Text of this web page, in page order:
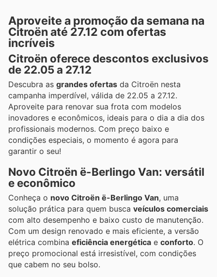
Aproveite a promoção da semana na
Citroën até 27.12 com ofertas
incríveis
Citroën oferece descontos exclusivos
de 22.05 a 27.12
Descubra as grandes ofertas da Citroën nesta
campanha imperdível, válida de 22.05 a 27.12.
Aproveite para renovar sua frota com modelos
inovadores e econômicos, ideais para o dia a dia dos
profissionais modernos. Com preço baixo e
condições especiais, o momento é agora para
garantir o seu!
Novo Citroën ë-Berlingo Van: versátil
e econômico
Conheça o novo Citroën ë-Berlingo Van, uma
solução prática para quem busca veículos comerciais
com alto desempenho e baixo custo de manutenção.
Com um design renovado e mais eficiente, a versão
elétrica combina eficiência energética e conforto. O
preço promocional está irresistível, com condições
que cabem no seu bolso.